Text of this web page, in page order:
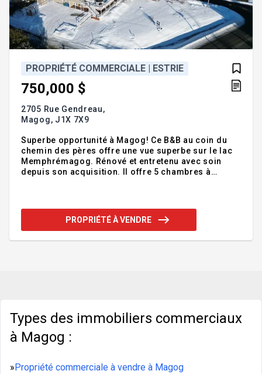
PROPRIÉTÉ COMMERCIALE | ESTRIE
750,000 $
2705 Rue Gendreau,
Magog, J1X 7X9
Superbe opportunité à Magog! Ce B&B au coin du
chemin des pères offre une vue superbe sur le lac
Memphrémagog. Rénové et entretenu avec soin
depuis son acquisition. Il offre 5 chambres à
extérieures, qui vous offrent plusieurs possibilités
d'aménagement. Addenda :Les divisions sont
PROPRIÉTÉ À VENDRE
Types des immobiliers commerciaux
à Magog :
»Propriété commerciale à vendre à Magog